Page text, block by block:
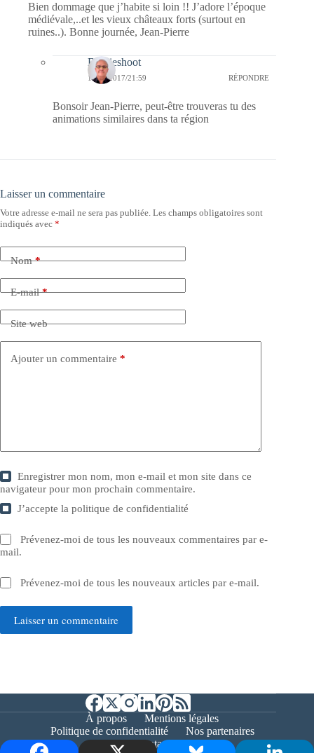
Bien dommage que j’habite si loin !! J’adore l’époque
médiévale,..et les vieux châteaux forts (surtout en
ruines..). Bonne journée, Jean-Pierre
Bernieshoot
17/05/2017/21:59 RÉPONDRE
Bonsoir Jean-Pierre, peut-être trouveras tu des
animations similaires dans ta région
Laisser un commentaire
Votre adresse e-mail ne sera pas publiée. Les champs obligatoires sont
indiqués avec *
Nom*
E-mail*
Site web
Ajouter un commentaire *
Enregistrer mon nom, mon e-mail et mon site dans ce
navigateur pour mon prochain commentaire.
J’accepte lapolitique de confidentialité
Prévenez-moi de tous les nouveaux commentaires par e-
mail.
Prévenez-moi de tous les nouveaux articles par e-mail.
Laisser un commentaire
À propos
Mentions légales
Politique de confidentialité
Nos partenaires
Contact